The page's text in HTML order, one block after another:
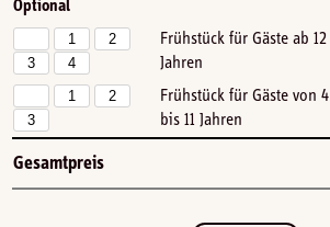
Optional
1
2
3
4
Frühstück für Gäste ab 12
Jahren
1
2
3
Frühstück für Gäste von 4
bis 11 Jahren
Gesamtpreis